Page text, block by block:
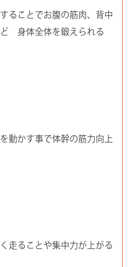
ることでお腹の筋肉、背中
身体全体を鍛えられる
動かす事で体幹の筋力向上
走ることや集中力が上がる